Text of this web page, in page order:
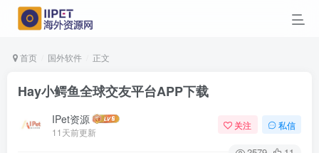
首页 国外软件 正文
Hay小鳄鱼全球交友平台APP下载
IPet资源
11天前更新
关注 私信